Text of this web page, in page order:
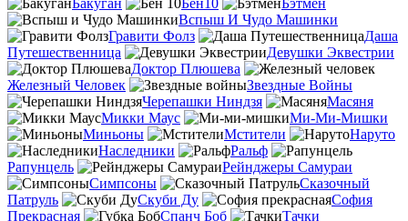
Бакуган
Бен10
Бэтмен
Вспыш И Чудо Машинки
Гравити Фолз
Даша
Путешественница
Девушки Эквестрии
Доктор Плюшева
Железный Человек
Звездные Войны
Черепашки Ниндзя
Масяня
Микки Маус
Ми-Ми-Мишки
Миньоны
Мстители
Наруто
Наследники
Ральф
Рапунцель
Рейнджеры Самураи
Симпсоны
Сказочный
Патруль
Скуби Ду
София
Прекрасная
Спанч Боб
Тачки